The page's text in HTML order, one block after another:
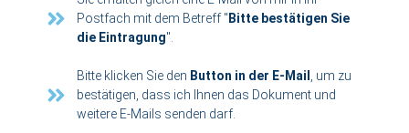
Postfach mit dem Betreff " Bitte bestätigen Sie
die Eintragung".
Bitte klicken Sie den Button in der E-Mail
, um zu
bestätigen, dass ich Ihnen das Dokument und
weitere E-Mails senden darf.